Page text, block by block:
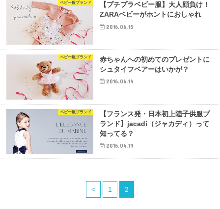
ベビー服ブランド
【プチプラベビー服】大人顔負け！
ZARAベビーがホントにおしゃれ
2016.06.15
ベビー服ブランド
赤ちゃんへの初めてのプレゼントに
シュタイフベアーはいかが？
2016.06.14
ベビー服ブランド
【フランス発・日本初上陸子供服ブ
ランド】jacadi（ジャカディ）って
知ってる？
2016.04.19
< 1 2